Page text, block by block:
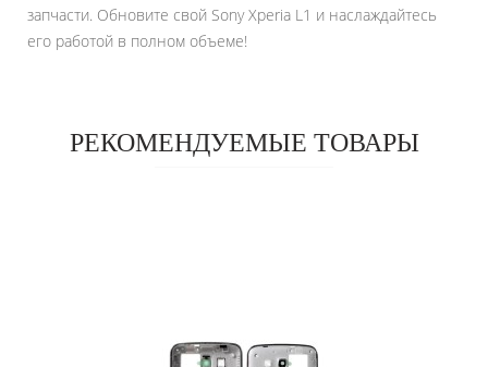
запчасти. Обновите свой Sony Xperia L1 и наслаждайтесь
его работой в полном объеме!
РЕКОМЕНДУЕМЫЕ ТОВАРЫ